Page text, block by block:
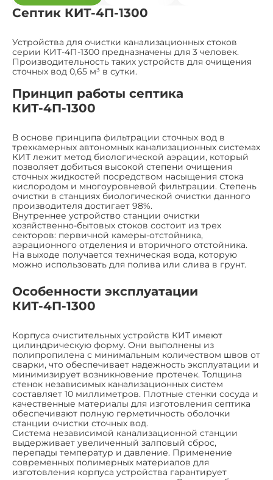
Септик КИТ-4П-1300
Устройства для очистки канализационных стоков
серии КИТ-4П-1300 предназначены для 3 человек.
Производительность таких устройств для очищения
сточных вод 0,65 м³ в сутки.
Принцип работы септика
КИТ-4П-1300
В основе принципа фильтрации сточных вод в
трехкамерных автономных канализационных системах
КИТ лежит метод биологической аэрации, который
позволяет добиться высокой степени очищения
сточных жидкостей посредством насыщения стока
кислородом и многоуровневой фильтрации. Степень
очистки в станциях биологической очистки данного
производителя достигает 98%.
Внутреннее устройство станции очистки
хозяйственно-бытовых стоков состоит из трех
секторов: первичной камеры-отстойника,
аэрационного отделения и вторичного отстойника.
На выходе получается техническая вода, которую
можно использовать для полива или слива в грунт.
Особенности эксплуатации
КИТ-4П-1300
Корпуса очистительных устройств КИТ имеют
цилиндрическую форму. Они выполнены из
полипропилена с минимальным количеством швов от
сварки, что обеспечивает надежность эксплуатации и
минимизирует возникновение протечек. Толщина
стенок независимых канализационных систем
составляет 10 миллиметров. Плотные стенки сосуда и
качественные материалы для изготовления септика
обеспечивают полную герметичность оболочки
станции очистки сточных вод.
Система независимой канализационной станции
выдерживает увеличенный залповый сброс,
перепады температур и давление. Применение
современных полимерных материалов для
изготовления корпуса устройства гарантирует